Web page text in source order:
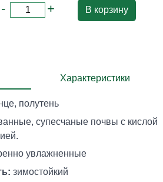
- + В корзину
Характеристики
полутень
супесчаные почвы с кислой
увлажненные
зимостойкий